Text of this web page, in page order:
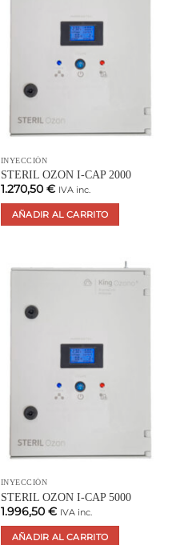
INYECCIÓN
STERIL OZON I-CAP 2000
1.270,50 € IVA inc.
AÑADIR AL CARRITO
INYECCIÓN
STERIL OZON I-CAP 5000
1.996,50 € IVA inc.
AÑADIR AL CARRITO